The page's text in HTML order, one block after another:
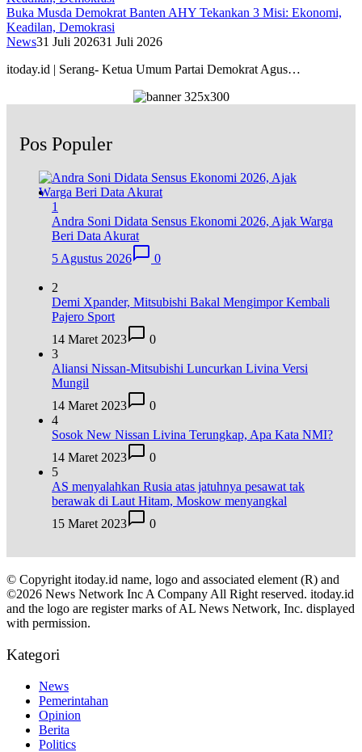
Buka Musda Demokrat Banten AHY Tekankan 3 Misi: Ekonomi,
Keadilan, Demokrasi
News31 Juli 202631 Juli 2026
itoday.id | Serang- Ketua Umum Partai Demokrat Agus…
Pos Populer
1
Andra Soni Didata Sensus Ekonomi 2026, Ajak Warga
Beri Data Akurat
5 Agustus 2026
0
2
Demi Xpander, Mitsubishi Bakal Mengimpor Kembali
Pajero Sport
14 Maret 2023
0
3
Aliansi Nissan-Mitsubishi Luncurkan Livina Versi
Mungil
14 Maret 2023
0
4
Sosok New Nissan Livina Terungkap, Apa Kata NMI?
14 Maret 2023
0
5
AS menyalahkan Rusia atas jatuhnya pesawat tak
berawak di Laut Hitam, Moskow menyangkal
15 Maret 2023
0
© Copyright itoday.id name, logo and associated element (R) and
©2026 News Network Inc A Company All Right reserved. itoday.id
and the logo are register marks of AL News Network, Inc. displayed
with permission.
Kategori
News
Pemerintahan
Opinion
Berita
Politics